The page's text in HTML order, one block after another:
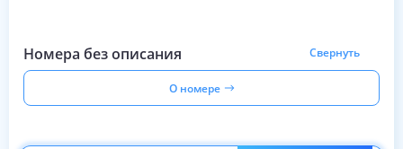
Номера без описания Свернуть
О номере